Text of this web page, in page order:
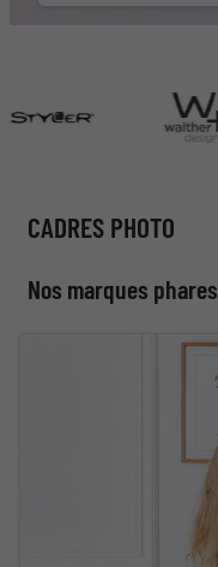
CADRES PHOTO
Nos marques phares